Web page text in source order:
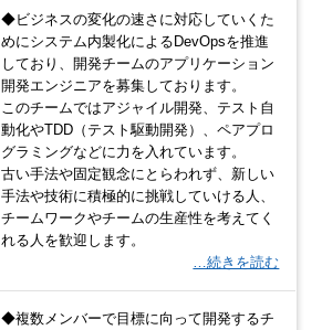
◆ビジネスの変化の速さに対応していくた
めにシステム内製化によるDevOpsを推進
しており、開発チームのアプリケーション
開発エンジニアを募集しております。
このチームではアジャイル開発、テスト自
動化やTDD（テスト駆動開発）、ペアプロ
グラミングなどに力を入れています。
古い手法や固定観念にとらわれず、新しい
手法や技術に積極的に挑戦していける人、
チームワークやチームの生産性を考えてく
れる人を歓迎します。
…続きを読む
◆複数メンバーで目標に向って開発するチ